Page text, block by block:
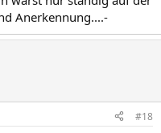
Anerkennung....-
#18